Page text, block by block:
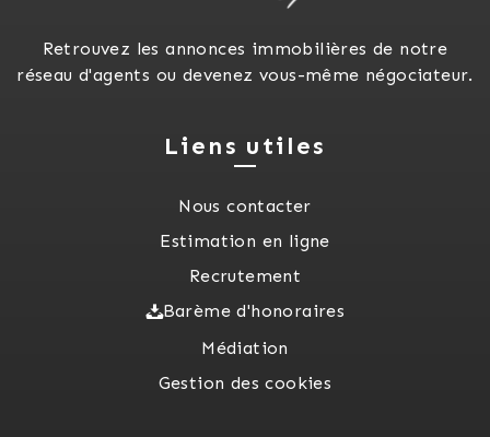
Retrouvez les annonces immobilières de notre
réseau d'agents ou devenez vous-même négociateur.
Liens utiles
Nous contacter
Estimation en ligne
Recrutement
Barème d'honoraires
Médiation
Gestion des cookies